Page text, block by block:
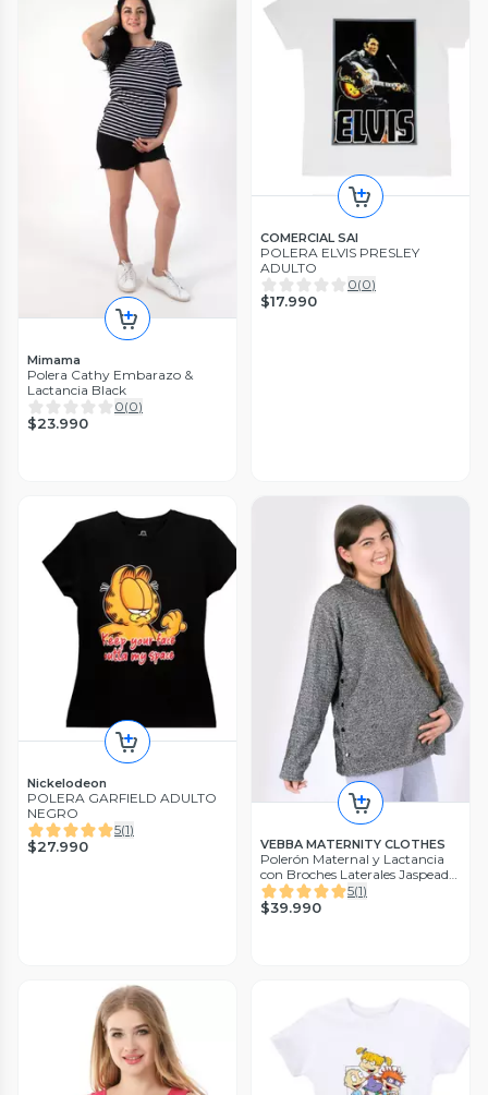
Mimama
Polera Cathy Embarazo &
Lactancia Black
0(0)
$23.990
COMERCIAL SAI
POLERA ELVIS PRESLEY
ADULTO
0(0)
$17.990
Nickelodeon
POLERA GARFIELD ADULTO
NEGRO
5(1)
$27.990 VEBBA MATERNITY CLOTHES
Polerón Maternal y Lactancia
con Broches Laterales Jaspeado
B/N
5(1)
$39.990